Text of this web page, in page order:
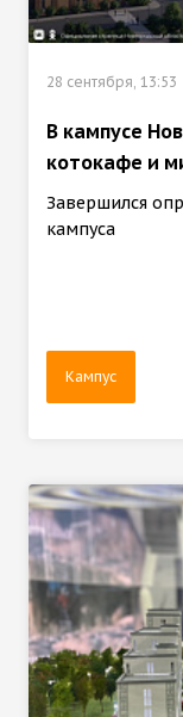
28 сентября, 13:53
В кампусе
котокафе и
Завершился
кампуса
Кампус